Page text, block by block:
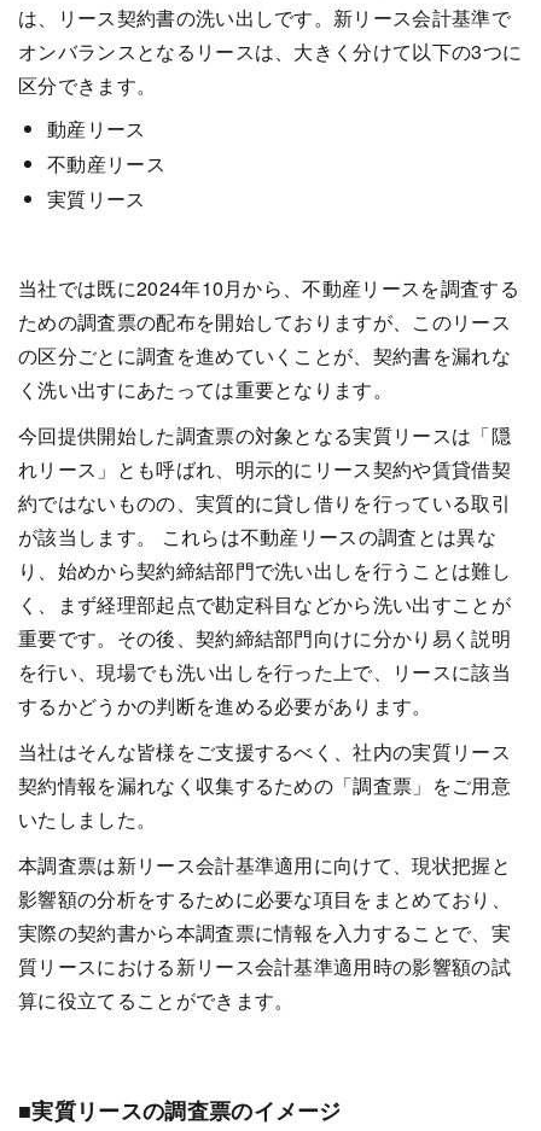
は、リース契約書の洗い出しです。新リース会計基準で
オンバランスとなるリースは、大きく分けて以下の3つに
区分できます。
動産リース
不動産リース
実質リース
当社では既に2024年10月から、不動産リースを調査する
ための調査票の配布を開始しておりますが、このリース
の区分ごとに調査を進めていくことが、契約書を漏れな
く洗い出すにあたっては重要となります。
今回提供開始した調査票の対象となる実質リースは「隠
れリース」とも呼ばれ、明示的にリース契約や賃貸借契
約ではないものの、実質的に貸し借りを行っている取引
が該当します。 これらは不動産リースの調査とは異な
り、始めから契約締結部門で洗い出しを行うことは難し
く、まず経理部起点で勘定科目などから洗い出すことが
重要です。その後、契約締結部門向けに分かり易く説明
を行い、現場でも洗い出しを行った上で、リースに該当
するかどうかの判断を進める必要があります。
当社はそんな皆様をご支援するべく、社内の実質リース
契約情報を漏れなく収集するための「調査票」をご用意
いたしました。
本調査票は新リース会計基準適用に向けて、現状把握と
影響額の分析をするために必要な項目をまとめており、
実際の契約書から本調査票に情報を入力することで、実
質リースにおける新リース会計基準適用時の影響額の試
算に役立てることができます。
■実質リースの調査票のイメージ